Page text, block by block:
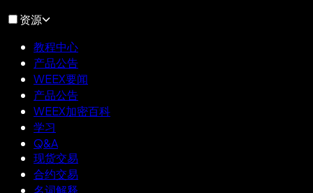
资源
教程中心
产品公告
WEEX要闻
产品公告
WEEX加密百科
学习
Q&A
现货交易
合约交易
名词解释